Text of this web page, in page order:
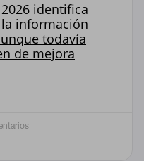
identifica
la información
todavía
de mejora